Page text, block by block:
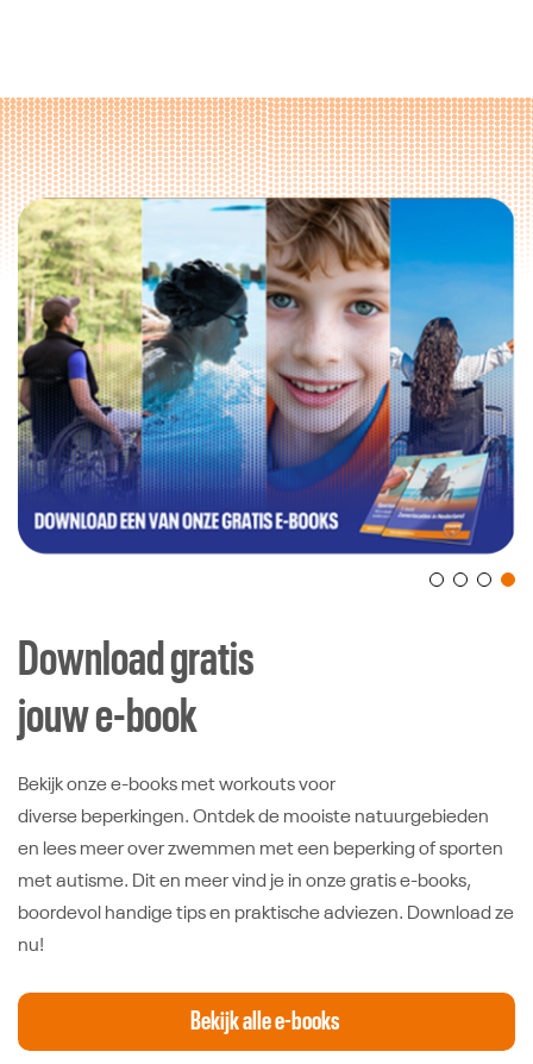
Direct door naar content
Uniek Sporten: Sport en bewegen met een
Download gratis
jouw e-book
Bekijk onze e-books met workouts voor
diverse beperkingen. Ontdek de mooiste natuurgebieden
en lees meer over zwemmen met een beperking of sporten
met autisme. Dit en meer vind je in onze gratis e-books,
boordevol handige tips en praktische adviezen. Download ze
nu!
Bekijk alle e-books